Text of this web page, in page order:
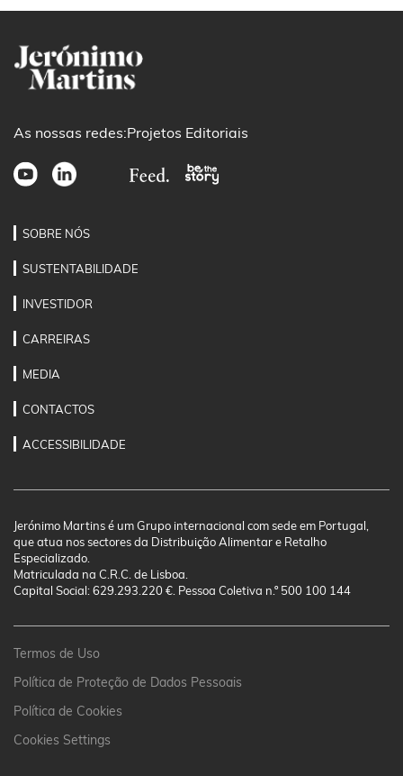
As nossas redes:Projetos Editoriais
SOBRE NÓS
SUSTENTABILIDADE
INVESTIDOR
CARREIRAS
MEDIA
CONTACTOS
ACCESSIBILIDADE
Jerónimo Martins é um Grupo internacional com sede em Portugal,
que atua nos sectores da Distribuição Alimentar e Retalho
Especializado.
Matriculada na C.R.C. de Lisboa.
Capital Social: 629.293.220 €. Pessoa Coletiva n.º 500 100 144
Termos de Uso
Política de Proteção de Dados Pessoais
Política de Cookies
Cookies Settings